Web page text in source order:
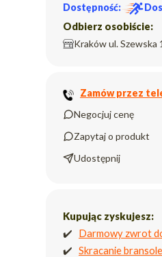
Dostępność:
Odbierz osobiście:
Kraków ul.
Zamów przez
Negocjuj cenę
Zapytaj o produkt
Udostępnij
Kupując zyskujesz:
✔️ Darmowy zwrot
✔️ Skracanie